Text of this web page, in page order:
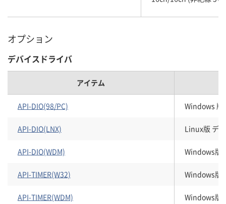
オプション
デバイスドライバ
アイテム
API-DIO(98/PC) Windows 版
API-DIO(LNX) Linux版 デ
API-DIO(WDM) Windows版
API-TIMER(W32) Windows版
API-TIMER(WDM) Windows版